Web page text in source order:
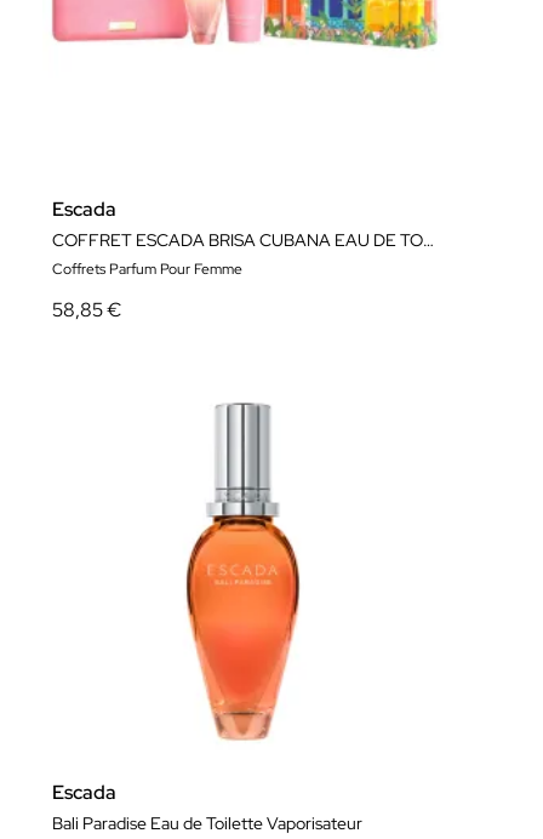
Escada
COFFRET ESCADA BRISA CUBANA EAU DE TOILETTE
Coffrets Parfum Pour Femme
58,85 €
Escada
Bali Paradise Eau de Toilette Vaporisateur